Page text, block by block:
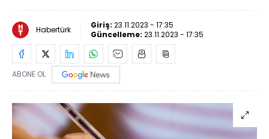
Habertürk Giriş: 23.11.2023 - 17:35
Güncelleme: 23.11.2023 - 17:35
ABONE OL